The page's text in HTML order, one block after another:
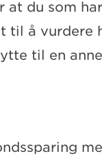
du som
til å vurdere
til en